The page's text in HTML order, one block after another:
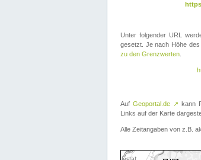
Unter folgender URL
gesetzt. Je nach Höhe
zu den Grenzwerten
Auf Geoportal.de ↗ kann
Links auf der Karte
Alle Zeitangaben von z.B.